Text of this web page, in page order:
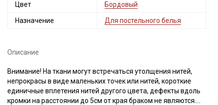
Цвет Бордовый
Назначение Для постельного белья
Описание
Внимание! На ткани могут встречаться утолщения нитей,
непрокрасы в виде маленьких точек или нитей, короткие
единичные вплетения нитей другого цвета, дефекты вдоль
кромки на расстоянии до 5см от края браком не являются.
Секретная рассылка от Купава
промокоды и скидки до 30% на узкие
категории тканей
Электронная почта